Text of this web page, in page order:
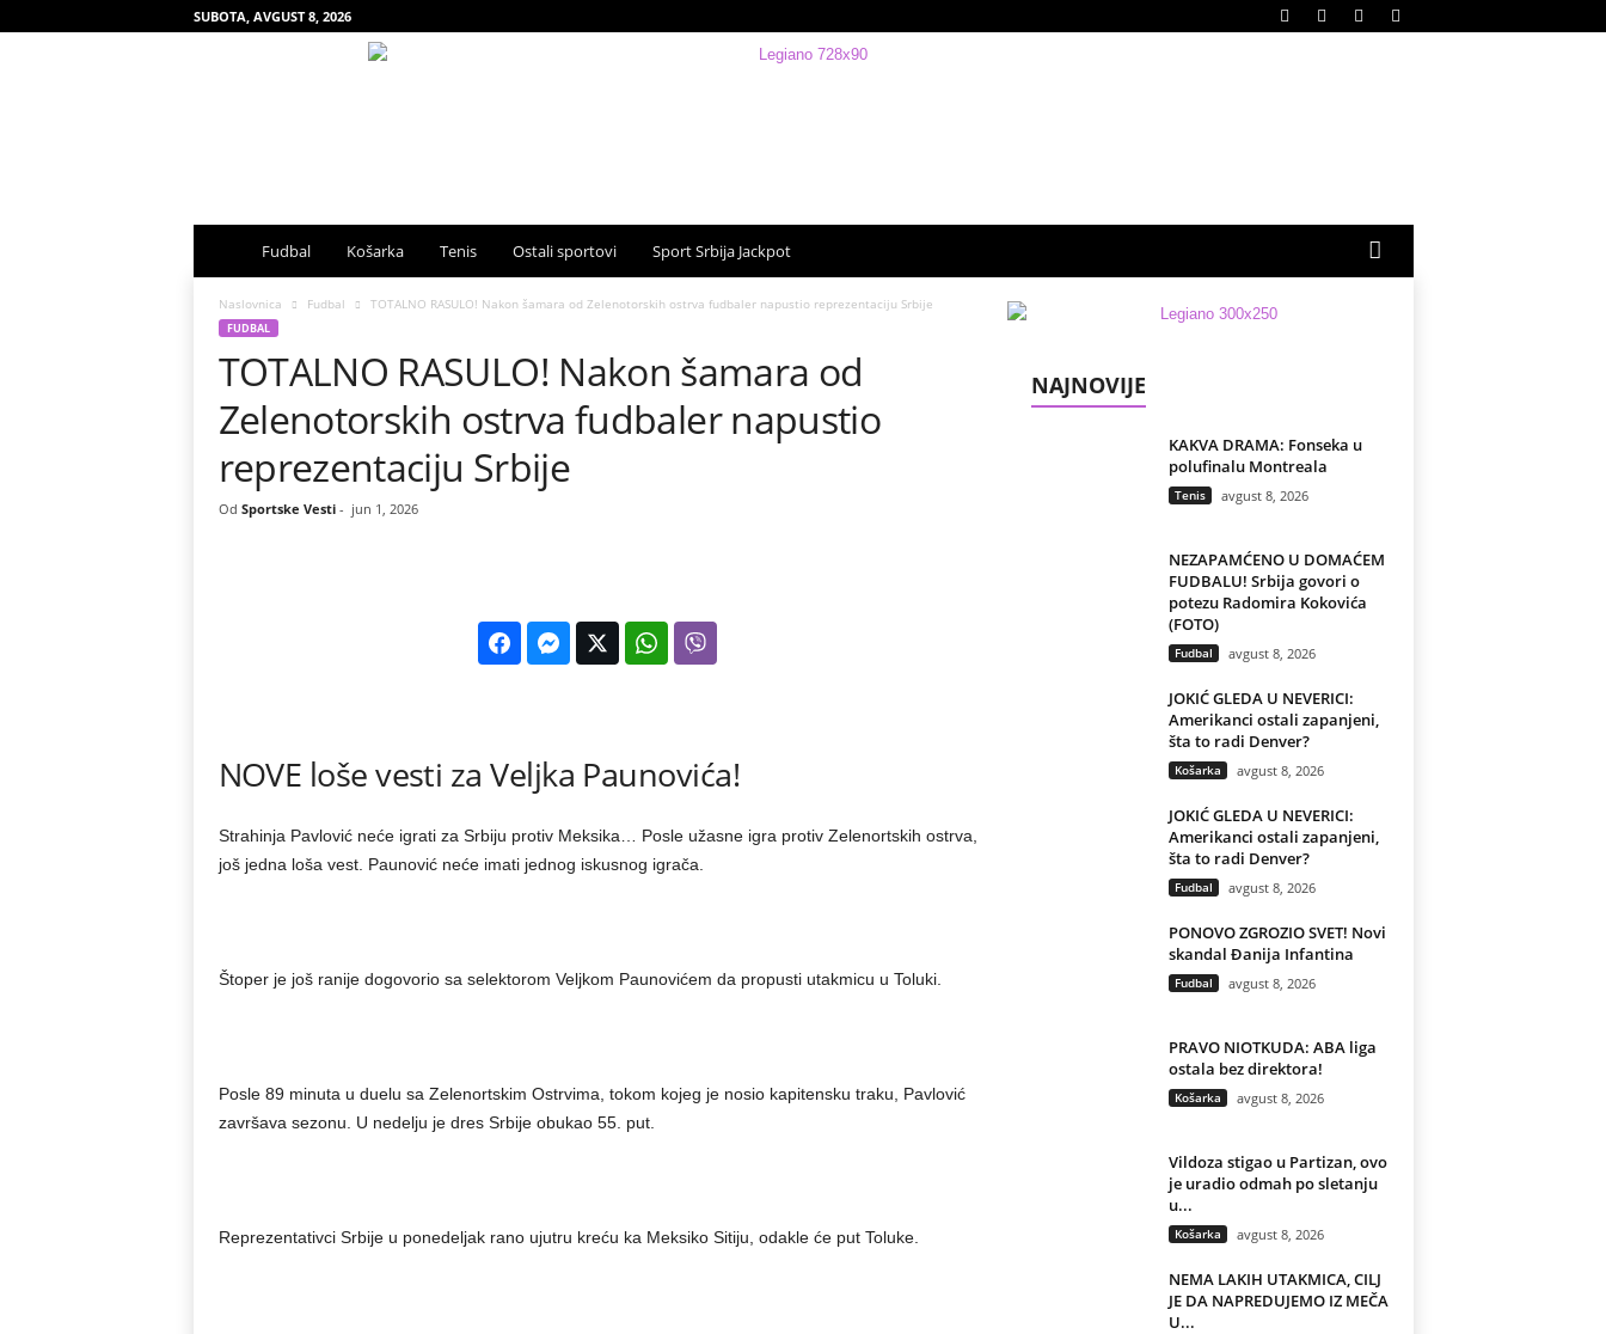
SUBOTA, AVGUST 8, 2026
p
o
t
s
s
Fudbal Košarka Tenis Ostali sportovi Sport Srbija Jackpot
Naslovnica Fudbal TOTALNO RASULO! Nakon šamara od Zelenotorskih ostrva fudbaler napustio reprezentaciju Srbije
FUDBAL
TOTALNO RASULO! Nakon šamara od
Zelenotorskih ostrva fudbaler napustio
reprezentaciju Srbije
Od Sportske Vesti- jun 1, 2026
NOVE loše vesti za Veljka Paunovića!
Strahinja Pavlović neće igrati za Srbiju protiv Meksika… Posle užasne igra protiv Zelenortskih ostrva,
još jedna loša vest. Paunović neće imati jednog iskusnog igrača.
Štoper je još ranije dogovorio sa selektorom Veljkom Paunovićem da propusti utakmicu u Toluki.
Posle 89 minuta u duelu sa Zelenortskim Ostrvima, tokom kojeg je nosio kapitensku traku, Pavlović
završava sezonu. U nedelju je dres Srbije obukao 55. put.
Reprezentativci Srbije u ponedeljak rano ujutru kreću ka Meksiko Sitiju, odakle će put Toluke.
NAJNOVIJE
KAKVA DRAMA: Fonseka u
polufinalu Montreala
Tenis avgust 8, 2026
NEZAPAMĆENO U DOMAĆEM
FUDBALU! Srbija govori o
potezu Radomira Kokovića
(FOTO)
Fudbal avgust 8, 2026
JOKIĆ GLEDA U NEVERICI:
Amerikanci ostali zapanjeni,
šta to radi Denver?
Košarka avgust 8, 2026
JOKIĆ GLEDA U NEVERICI:
Amerikanci ostali zapanjeni,
šta to radi Denver?
Fudbal avgust 8, 2026
PONOVO ZGROZIO SVET! Novi
skandal Đanija Infantina
Fudbal avgust 8, 2026
PRAVO NIOTKUDA: ABA liga
ostala bez direktora!
Košarka avgust 8, 2026
Vildoza stigao u Partizan, ovo
je uradio odmah po sletanju
u...
Košarka avgust 8, 2026
NEMA LAKIH UTAKMICA, CILJ
JE DA NAPREDUJEMO IZ MEČA
U...